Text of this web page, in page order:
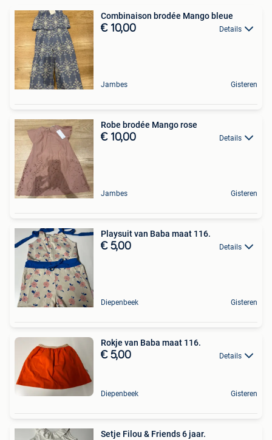
Combinaison brodée Mango bleue
€ 10,00 Details
Jambes Gisteren
Robe brodée Mango rose
€ 10,00 Details
Jambes Gisteren
Playsuit van Baba maat 116.
€ 5,00 Details
Diepenbeek Gisteren
Rokje van Baba maat 116.
€ 5,00 Details
Diepenbeek Gisteren
Setje Filou & Friends 6 jaar.